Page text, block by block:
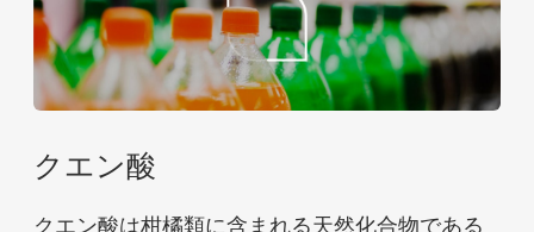
クエン酸
クエン酸は柑橘類に含まれる天然化合物である